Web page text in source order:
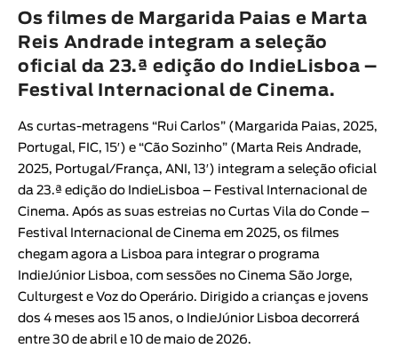
Animar
DURAÇÃO
< / >
GÉNERO
Ficção
Animação
Experimental
Os filmes de Margarida Paias e Marta
Reis Andrade integram a seleção
oficial da 23.ª edição do IndieLisboa –
Festival Internacional de Cinema.
As curtas-metragens “Rui Carlos” ( Margarida Paias, 2025,
Portugal, FIC, 15′) e “Cão Sozinho” ( Marta Reis Andrade,
2025, Portugal/França, ANI, 13′) integram a seleção oficial
da 23.ª edição do IndieLisboa – Festival Internacional de
Cinema. Após as suas estreias no Curtas Vila do Conde –
Festival Internacional de Cinema em 2025, os filmes
chegam agora a Lisboa para integrar o programa
IndieJúnior Lisboa, com sessões no Cinema São Jorge,
Culturgest e Voz do Operário. Dirigido a crianças e jovens
dos 4 meses aos 15 anos, o IndieJúnior Lisboa decorrerá
entre 30 de abril e 10 de maio de 2026.